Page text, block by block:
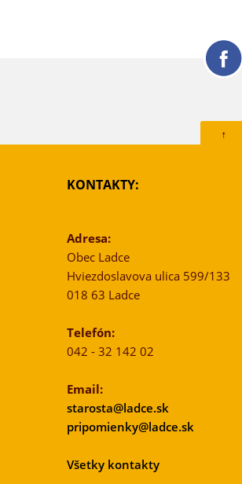
↑
KONTAKTY:
Adresa:
Obec Ladce
Hviezdoslavova ulica 599/133
018 63 Ladce
Telefón:
042 - 32 142 02
Email:
starosta@ladce.sk
pripomienky@ladce.sk
Všetky kontakty